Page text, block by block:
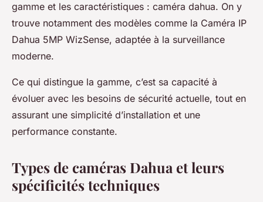
gamme et les caractéristiques : caméra dahua. On y
trouve notamment des modèles comme la Caméra IP
Dahua 5MP WizSense, adaptée à la surveillance
moderne.
Ce qui distingue la gamme, c’est sa capacité à
évoluer avec les besoins de sécurité actuelle, tout en
assurant une simplicité d’installation et une
performance constante.
Types de caméras Dahua et leurs
spécificités techniques